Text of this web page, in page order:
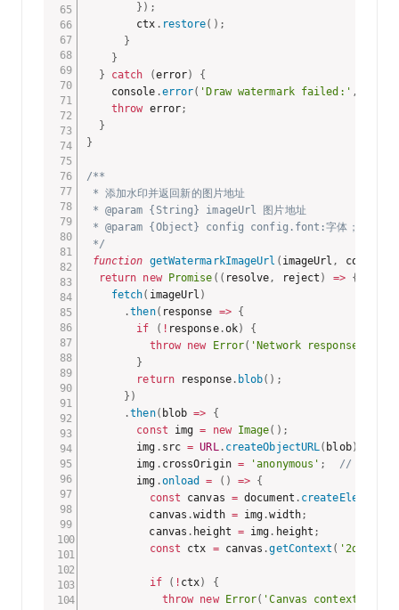
} ) ;
        ctx
. restore( ) ;
}
}
}
catch (error)
{
    console
.error( 'Draw watermark failed:' ,
throw error;
}
}
/**
* 添加水印并返回新的图片地址
* @param {String} imageUrl 图片地址
* @param {Object} config config.font:字体；
*/
function getWatermarkImageUrl ( imageUrl , config
return new Promise ( ( resolve, reject ) => {
fetch( imageUrl )
.then( response => {
if
( ! response.ok)
{
throw new Error( 'Network response was
}
return response. blob( ) ;
} )
.then( blob =>
{
const img = new Image( ) ;
        img
. src = URL. createObjectURL( blob)
        img
. crossOrigin = 'anonymous' ;
// 解决跨
        img
.onload = ( ) => {
const canvas = document . createElement
          canvas
.width = img .width;
          canvas
. height = img . height ;
const ctx = canvas .getContext ( '2d'
if ( ! ctx)
{
throw new Error( 'Canvas context is